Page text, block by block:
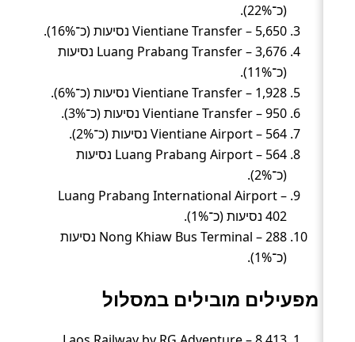
(כ־22%).
Vientiane Transfer – 5,650 נסיעות (כ־16%).
Luang Prabang Transfer – 3,676 נסיעות
(כ־11%).
Vientiane Transfer – 1,928 נסיעות (כ־6%).
Vientiane Transfer – 950 נסיעות (כ־3%).
Vientiane Airport – 564 נסיעות (כ־2%).
Luang Prabang Airport – 564 נסיעות
(כ־2%).
Luang Prabang International Airport –
402 נסיעות (כ־1%).
Nong Khiaw Bus Terminal – 288 נסיעות
(כ־1%).
מפעילים מובילים במסלול